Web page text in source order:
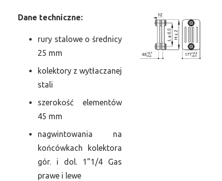
Dane techniczne:
rury stalowe o średnicy
25 mm
kolektory z wytłaczanej
stali
szerokość elementów
45 mm
nagwintowania na
końcówkach kolektora
gór. i dol. 1”1/4 Gas
prawe i lewe